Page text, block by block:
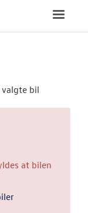
SKADECENTER
Toggle
bil
at bilen